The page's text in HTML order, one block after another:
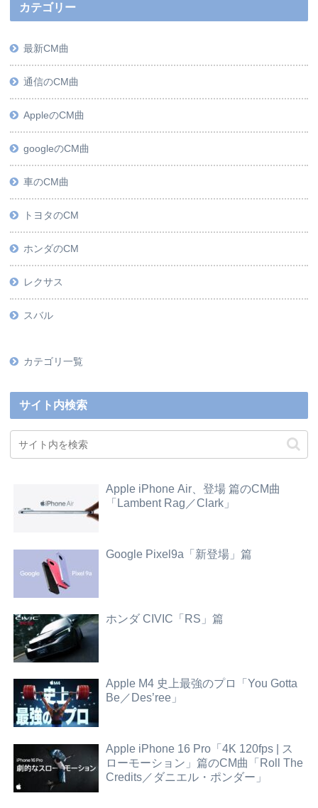
カテゴリー
最新CM曲
通信のCM曲
AppleのCM曲
googleのCM曲
車のCM曲
トヨタのCM
ホンダのCM
レクサス
スバル
カテゴリ一覧
サイト内検索
Apple iPhone Air、登場 篇のCM曲
「Lambent Rag／Clark」
Google Pixel9a「新登場」篇
ホンダ CIVIC「RS」篇
Apple M4 史上最強のプロ「You Gotta
Be／Des’ree」
Apple iPhone 16 Pro「4K 120fps | ス
ローモーション」篇のCM曲「Roll The
Credits／ダニエル・ポンダー」